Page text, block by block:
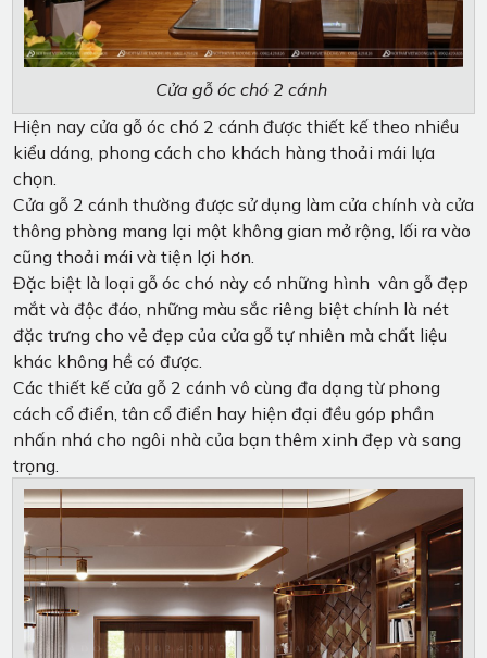
Cửa gỗ óc chó 2 cánh
Hiện nay cửa gỗ óc chó 2 cánh được thiết kế theo nhiều
kiểu dáng, phong cách cho khách hàng thoải mái lựa
chọn.
Cửa gỗ 2 cánh thường được sử dụng làm cửa chính và cửa
thông phòng mang lại một không gian mở rộng, lối ra vào
cũng thoải mái và tiện lợi hơn.
Đặc biệt là loại gỗ óc chó này có những hình vân gỗ đẹp
mắt và độc đáo, những màu sắc riêng biệt chính là nét
đặc trưng cho vẻ đẹp của cửa gỗ tự nhiên mà chất liệu
khác không hề có được.
Các thiết kế cửa gỗ 2 cánh vô cùng đa dạng từ phong
cách cổ điển, tân cổ điển hay hiện đại đều góp phần
nhấn nhá cho ngôi nhà của bạn thêm xinh đẹp và sang
trọng.